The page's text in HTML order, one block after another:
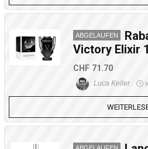
ABGELAUFEN
Victory Elixir
CHF 71.70
Luca Keller